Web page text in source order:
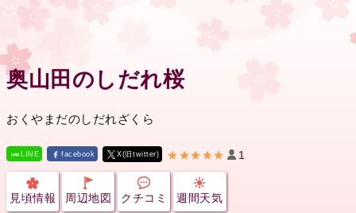
奥山田のしだれ桜
おくやまだのしだれざくら
LINE facebook X(旧twitter) ★★★★★ 1
見頃情報 周辺地図 クチコミ 週間天気